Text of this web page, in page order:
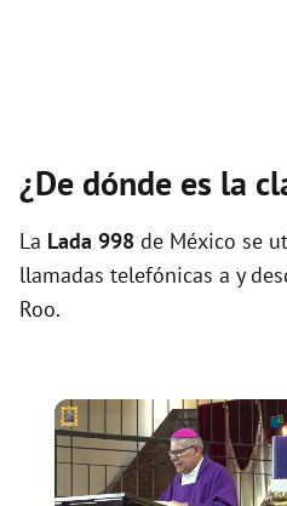
¿De dónde es la
La Lada 998 de México se
llamadas telefónicas a y
Roo.